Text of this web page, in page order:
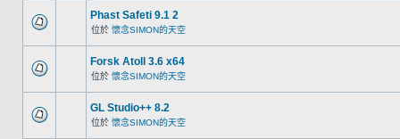
Phast Safeti 9.1 2
位於 懷念SIMON的天空
Forsk Atoll 3.6 x64
位於 懷念SIMON的天空
GL Studio++ 8.2
位於 懷念SIMON的天空